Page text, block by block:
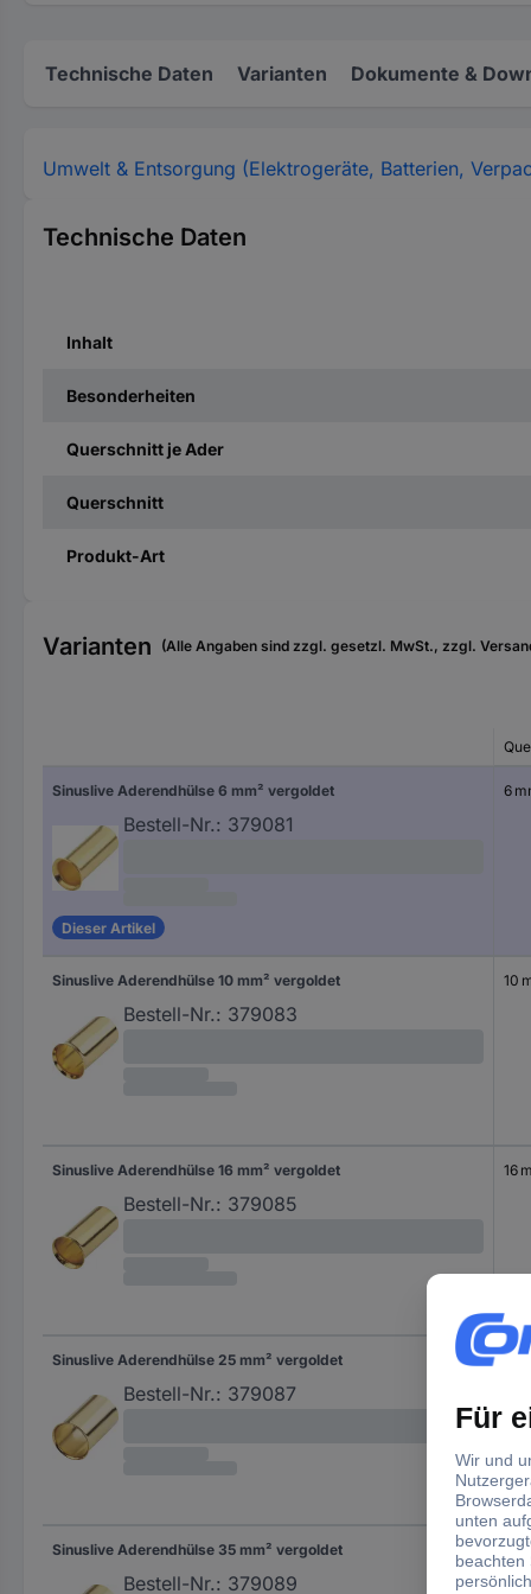
Technische Daten Varianten Dokumente &
Umwelt & Entsorgung (Elektrogeräte, Batterien,
Technische Daten
Inhalt
Besonderheiten
Querschnitt je Ader
Querschnitt
Produkt-Art
Varianten (Alle Angaben sind zzgl. gesetzl. MwSt., zzgl.
Sinuslive Aderendhülse 6 mm² vergoldet
Bestell-Nr.: 379081
Dieser Artikel
6
Sinuslive Aderendhülse 10 mm² vergoldet
Bestell-Nr.: 379083
10
Sinuslive Aderendhülse 16 mm² vergoldet
Bestell-Nr.: 379085
16
Sinuslive Aderendhülse 25 mm² vergoldet
Bestell-Nr.: 379087
25
Sinuslive Aderendhülse 35 mm² vergoldet
Bestell-Nr.: 379089
35